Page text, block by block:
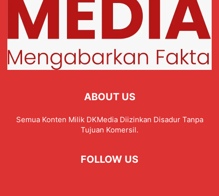
ABOUT US
Semua Konten Milik DKMedia Diizinkan Disadur Tanpa
Tujuan Komersil.
FOLLOW US